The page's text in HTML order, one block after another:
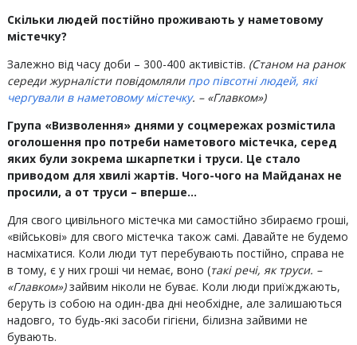
Скільки людей постійно проживають у наметовому
містечку?
Залежно від часу доби – 300-400 активістів. (Станом на ранок
середи журналісти повідомляли про півсотні людей, які
чергували в наметовому містечку. – «Главком»)
Група «Визволення» днями у соцмережах розмістила
оголошення про потреби наметового містечка, серед
яких були зокрема шкарпетки і труси. Це стало
приводом для хвилі жартів. Чого-чого на Майданах не
просили, а от труси – вперше…
Для свого цивільного містечка ми самостійно збираємо гроші,
«військові» для свого містечка також самі. Давайте не будемо
насміхатися. Коли люди тут перебувають постійно, справа не
в тому, є у них гроші чи немає, воно (такі речі, як труси. –
«Главком»)зайвим ніколи не буває. Коли люди приїжджають,
беруть із собою на один-два дні необхідне, але залишаються
надовго, то будь-які засоби гігієни, білизна зайвими не
бувають.